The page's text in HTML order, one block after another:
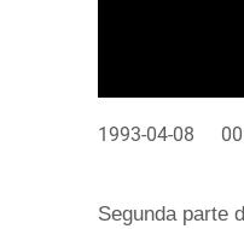
1993-04-08
Segunda parte